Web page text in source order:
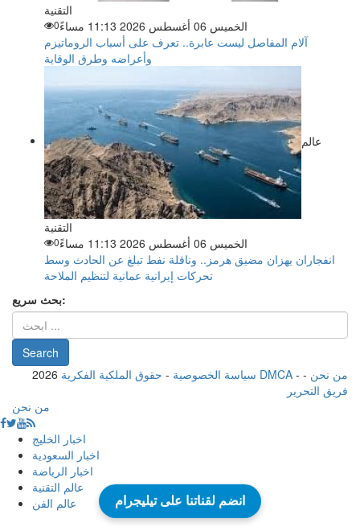
التقنية
الخميس 06 أغسطس 2026 11:13 مساءً
0
آلام المفاصل ليست عابرة.. تعرف على أسباب الروماتيزم
وأعراضه وطرق الوقاية
عالم
التقنية
الخميس 06 أغسطس 2026 11:13 مساءً
0
انفجاران يهزان مضيق هرمز.. وناقلة نفط تبلغ عن الحادث وسط
تحركات إيرانية عمانية لتنظيم الملاحة
بحث سريع:
2026 سياسة الخصوصية - حقوق الملكية الفكرية DMCA - من نحن -
فريق التحرير
من نحن
اخبار الخليج
اخبار السعودية
اخبار الرياضة
عالم التقنية
عالم الفن
انضم لقناتنا على تيليجرام